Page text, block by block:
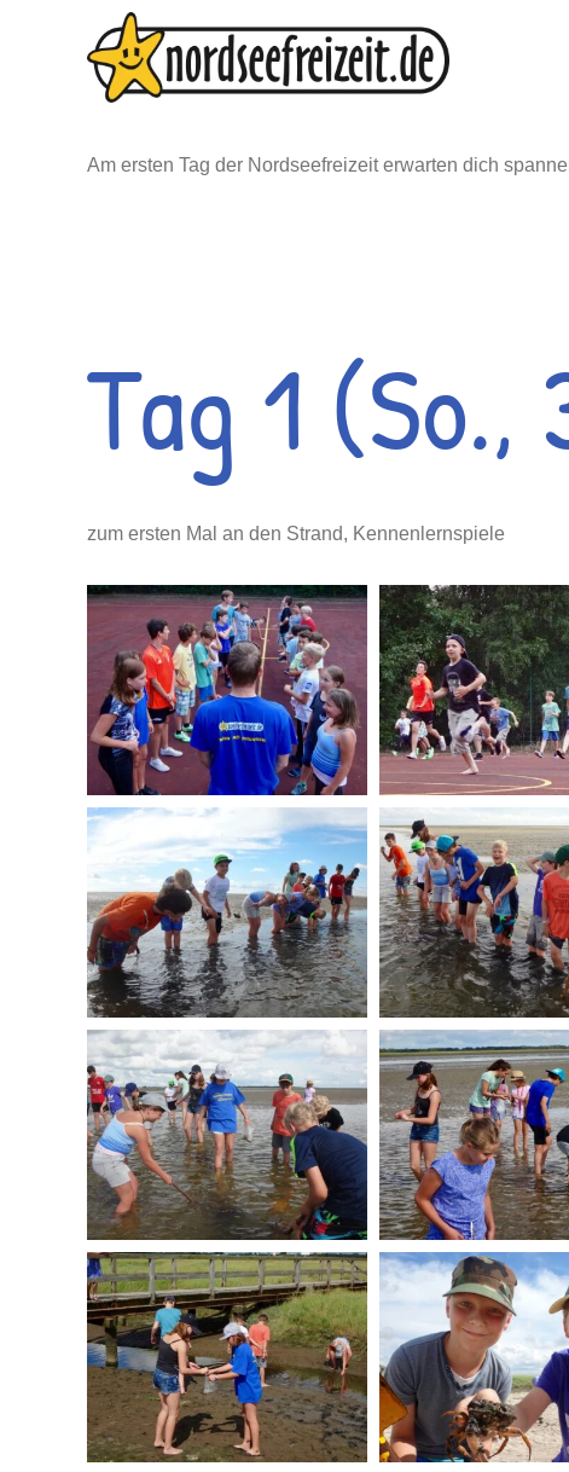
Am ersten Tag der Nordseefreizeit erwarten dich
Tag 1 (So.,
zum ersten Mal an den Strand, Kennenlernspiele